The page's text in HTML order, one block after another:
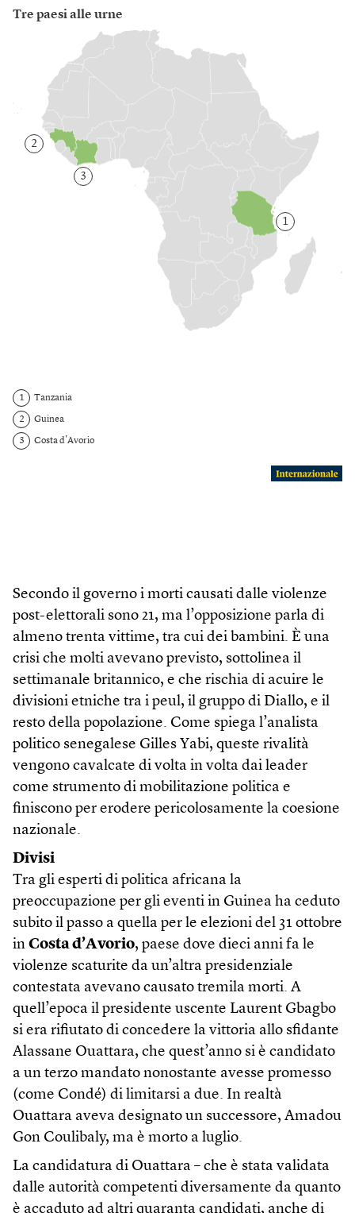
Secondo il governo i morti causati dalle violenze
post-elettorali sono 21, ma l’opposizione parla di
almeno trenta vittime, tra cui dei bambini. È una
crisi che molti avevano previsto, sottolinea il
settimanale britannico, e che rischia di acuire le
divisioni etniche tra i peul, il gruppo di Diallo, e il
resto della popolazione. Come spiega l’analista
politico senegalese Gilles Yabi, queste rivalità
vengono cavalcate di volta in volta dai leader
come strumento di mobilitazione politica e
finiscono per erodere pericolosamente la coesione
nazionale.
Divisi
Tra gli esperti di politica africana la
preoccupazione per gli eventi in Guinea ha ceduto
subito il passo a quella per le elezioni del 31 ottobre
in Costa d’Avorio, paese dove dieci anni fa le
violenze scaturite da un’altra presidenziale
contestata avevano causato tremila morti. A
quell’epoca il presidente uscente Laurent Gbagbo
si era rifiutato di concedere la vittoria allo sfidante
Alassane Ouattara, che quest’anno si è candidato
a un terzo mandato nonostante avesse promesso
(come Condé) di limitarsi a due. In realtà
Ouattara aveva designato un successore, Amadou
Gon Coulibaly, ma è morto a luglio.
La candidatura di Ouattara – che è stata validata
dalle autorità competenti diversamente da quanto
è accaduto ad altri quaranta candidati, anche di